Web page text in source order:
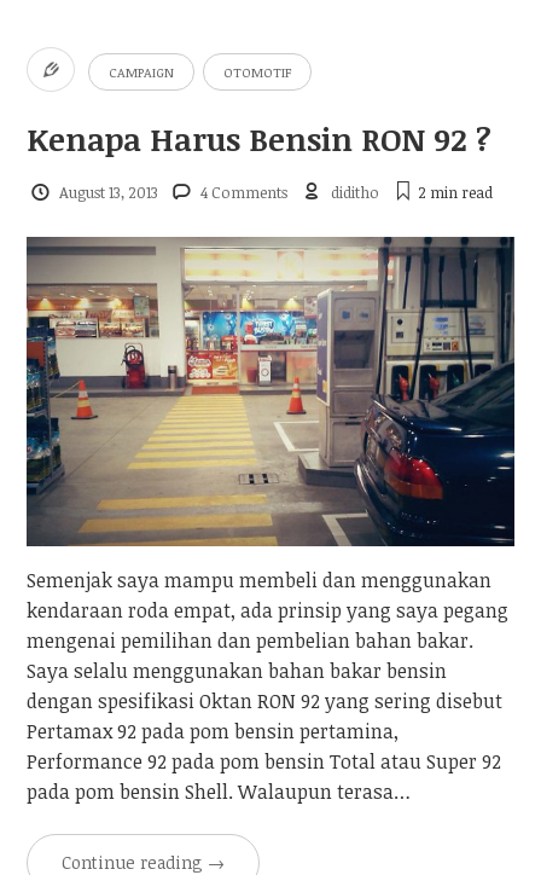
CAMPAIGN OTOMOTIF
Kenapa Harus Bensin RON 92 ?
August 13, 2013 4 Comments diditho 2 min read
Semenjak saya mampu membeli dan menggunakan
kendaraan roda empat, ada prinsip yang saya pegang
mengenai pemilihan dan pembelian bahan bakar.
Saya selalu menggunakan bahan bakar bensin
dengan spesifikasi Oktan RON 92 yang sering disebut
Pertamax 92 pada pom bensin pertamina,
Performance 92 pada pom bensin Total atau Super 92
pada pom bensin Shell. Walaupun terasa…
Continue reading →